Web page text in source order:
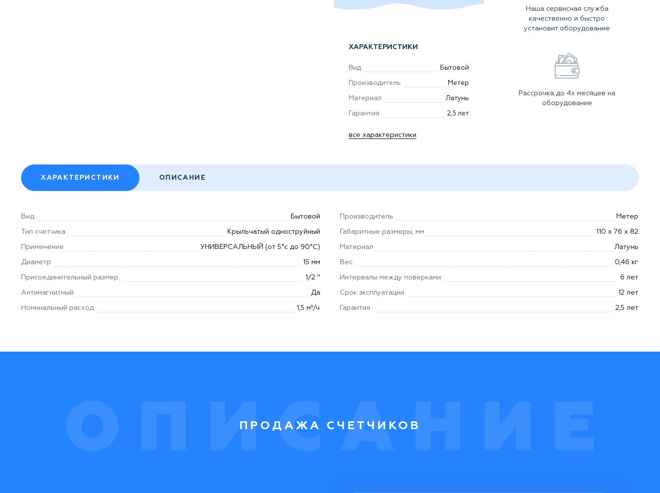
ХАРАКТЕРИСТИКИ
Вид Бытовой
Производитель Метер
Материал Латунь
Гарантия 2,5 лет
все характеристики
Наша сервисная служба
качественно и быстро
установит оборудование
Рассрочка до 4х месяцев на
оборудование
ХАРАКТЕРИСТИКИ ОПИСАНИЕ
Вид Бытовой
Тип счетчика Крыльчатый одноструйный
Применение УНИВЕРСАЛЬНЫЙ (от 5°с до 90°С)
Диаметр 15 мм
Присоединительный размер 1/2 "
Антимагнитный Да
Номинальный расход 1,5 м³/ч
Производитель Метер
Габаритные размеры, мм 110 х 76 х 82
Материал Латунь
Вес 0,46 кг
Интервалы между поверками 6 лет
Срок эксплуатации 12 лет
Гарантия 2,5 лет
ПРОДАЖА СЧЕТЧИКОВ